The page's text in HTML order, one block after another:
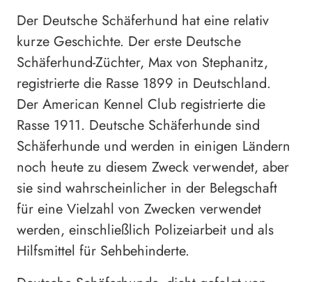
Der Deutsche Schäferhund hat eine relativ
kurze Geschichte. Der erste Deutsche
Schäferhund-Züchter, Max von Stephanitz,
registrierte die Rasse 1899 in Deutschland.
Der American Kennel Club registrierte die
Rasse 1911. Deutsche Schäferhunde sind
Schäferhunde und werden in einigen Ländern
noch heute zu diesem Zweck verwendet, aber
sie sind wahrscheinlicher in der Belegschaft
für eine Vielzahl von Zwecken verwendet
werden, einschließlich Polizeiarbeit und als
Hilfsmittel für Sehbehinderte.